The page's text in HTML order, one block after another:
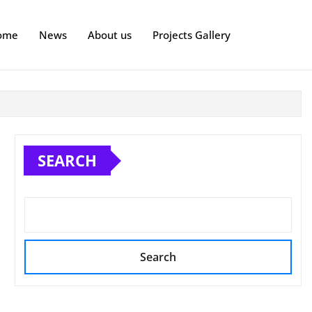
News About us Projects Gallery
SEARCH
Search